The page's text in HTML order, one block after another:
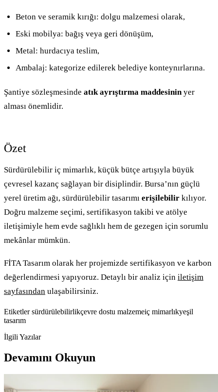
Beton ve seramik kırığı: dolgu malzemesi olarak,
Eski mobilya: bağış veya geri dönüşüm,
Metal: hurdacıya teslim,
Ambalaj: kategorize edilerek belediye konteynırlarına.
Şantiye sözleşmesinde atık ayrıştırma maddesinin yer
alması önemlidir.
Özet
Sürdürülebilir iç mimarlık, küçük bütçe artışıyla büyük
çevresel kazanç sağlayan bir disiplindir. Bursa’nın güçlü
yerel üretim ağı, sürdürülebilir tasarımı erişilebilir kılıyor.
Doğru malzeme seçimi, sertifikasyon takibi ve atölye
iletişimiyle hem evde sağlıklı hem de gezegen için sorumlu
mekânlar mümkün.
FİTA Tasarım olarak her projemizde sertifikasyon ve karbon
değerlendirmesi yapıyoruz. Detaylı bir analiz için iletişim
sayfasından ulaşabilirsiniz.
Etiketler sürdürülebilirlikçevre dostu malzemeiç mimarlıkyeşil
tasarım
İlgili Yazılar
Devamını Okuyun